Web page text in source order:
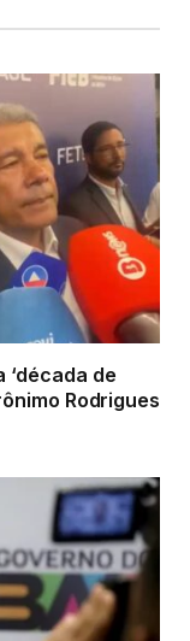
‘década de
Rodrigues